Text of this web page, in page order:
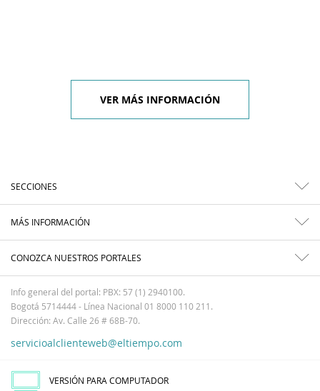
VER MÁS INFORMACIÓN
SECCIONES
MÁS INFORMACIÓN
CONOZCA NUESTROS PORTALES
Info general del portal: PBX: 57 (1) 2940100.
Bogotá 5714444 - Línea Nacional 01 8000 110 211.
Dirección: Av. Calle 26 # 68B-70.
servicioalclienteweb@eltiempo.com
VERSIÓN PARA COMPUTADOR